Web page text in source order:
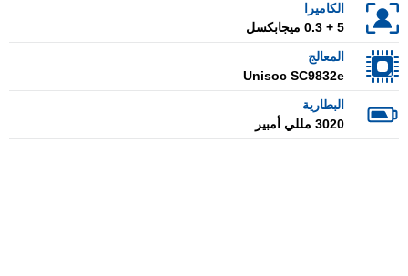
الكاميرا
5 + 0.3 ميجابكسل
المعالج
Unisoc SC9832e
البطارية
3020 مللي أمبير